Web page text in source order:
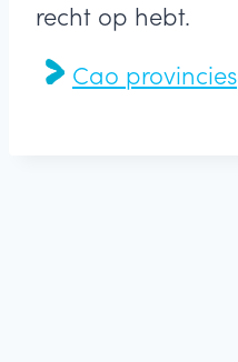
recht op hebt.
Cao provincies